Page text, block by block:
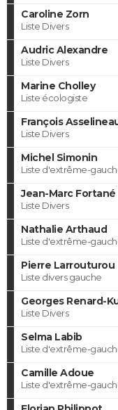
Caroline Zorn
Liste Divers
Audric Alexandre
Liste Divers
Marine Cholley
Liste écologiste
François
Liste Divers
Michel Simonin
Liste d'extrême-
Jean-Marc Fortané
Liste Divers
Nathalie Arthaud
Liste d'extrême-
Pierre Larrouturou
Liste divers gauche
Georges Renard-
Liste Divers
Selma Labib
Liste d'extrême-
Camille Adoue
Liste d'extrême-